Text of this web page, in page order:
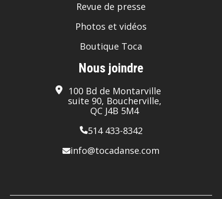
Revue de presse
Photos et vidéos
Boutique Toca
Nous joindre
100 Bd de Montarville
suite 90, Boucherville,
QC J4B 5M4
514 433-8342
info@tocadanse.com